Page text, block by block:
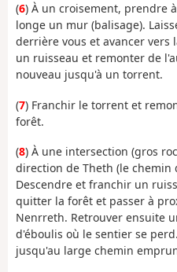
(6) À un croisement, prendre
longe un mur (balisage).
derrière vous et avancer
un ruisseau et remonter de
nouveau jusqu'à un torrent.
(7) Franchir le torrent et
forêt.
(8) À une intersection (gros
direction de Theth (le chemin
Descendre et franchir un
quitter la forêt et passer à
Nenrreth. Retrouver ensuite
d'éboulis où le sentier se
jusqu'au large chemin